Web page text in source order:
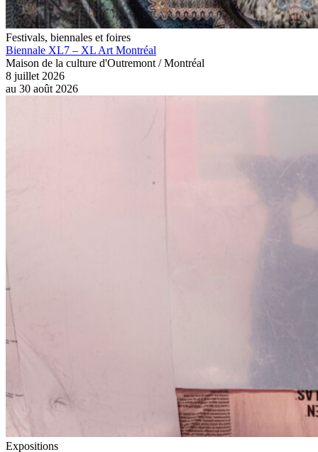
Festivals, biennales et foires
Biennale XL7 – XL Art Montréal
Maison de la culture d'Outremont / Montréal
8 juillet 2026